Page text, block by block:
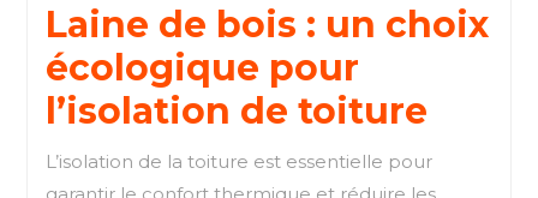
Laine de bois : un choix
écologique pour
l’isolation de toiture
L’isolation de la toiture est essentielle pour